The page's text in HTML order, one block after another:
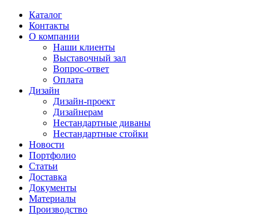
Каталог
Контакты
О компании
Наши клиенты
Выставочный зал
Вопрос-ответ
Оплата
Дизайн
Дизайн-проект
Дизайнерам
Нестандартные диваны
Нестандартные стойки
Новости
Портфолио
Статьи
Доставка
Документы
Материалы
Производство